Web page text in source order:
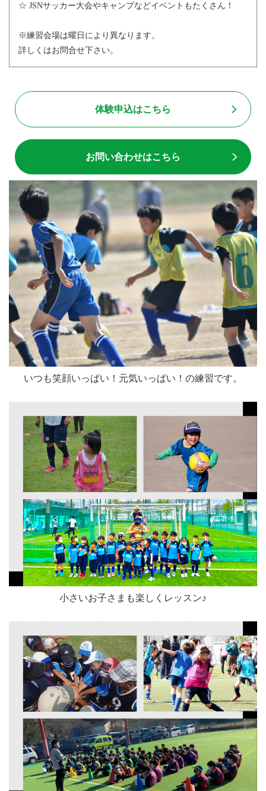
☆ JSNサッカー大会やキャンプなどイベントもたくさん！
※練習会場は曜日により異なります。
詳しくはお問合せ下さい。
体験申込はこちら
お問い合わせはこちら
いつも笑顔いっぱい！元気いっぱい！の練習です。
小さいお子さまも楽しくレッスン♪